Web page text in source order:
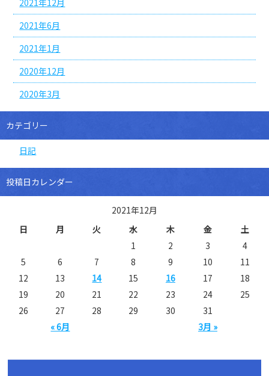
2021年6月
2021年1月
2020年12月
2020年3月
カテゴリー
日記
投稿日カレンダー
2021年12月
日
月 火 水 木 金 土
« 6月 3月 »
1 2 3
4
5
6 7 8 9 10
11
12
13 14 15 16 17
18
19
20 21 22 23 24
25
26
27 28 29 30 31